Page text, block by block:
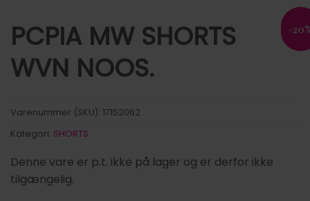
-
PCPIA MW SHORTS
WVN NOOS.
Varenummer (SKU): 17152062
Kategori: SHORTS
Denne vare er p.t. ikke på lager og er derfor ikke
tilgængelig.